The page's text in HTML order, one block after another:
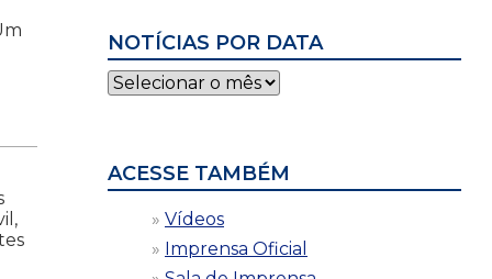
NOTÍCIAS POR DATA
Notícias
por
ACESSE TAMBÉM
Vídeos
Imprensa Oficial